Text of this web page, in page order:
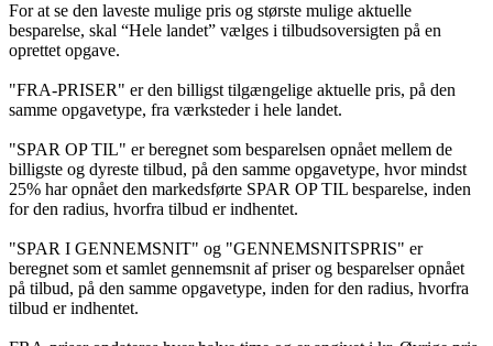
For at se den laveste mulige pris og største mulige aktuelle
besparelse, skal “Hele landet” vælges i tilbudsoversigten på en
oprettet opgave.
"FRA-PRISER" er den billigst tilgængelige aktuelle pris, på den
samme opgavetype, fra værksteder i hele landet.
"SPAR OP TIL" er beregnet som besparelsen opnået mellem de
billigste og dyreste tilbud, på den samme opgavetype, hvor mindst
25% har opnået den markedsførte SPAR OP TIL besparelse, inden
for den radius, hvorfra tilbud er indhentet.
"SPAR I GENNEMSNIT" og "GENNEMSNITSPRIS" er
beregnet som et samlet gennemsnit af priser og besparelser opnået
på tilbud, på den samme opgavetype, inden for den radius, hvorfra
tilbud er indhentet.